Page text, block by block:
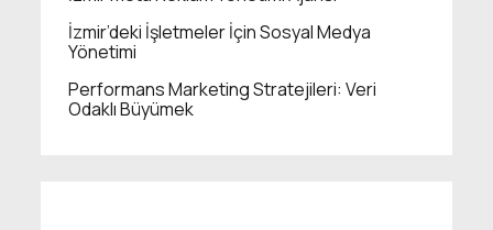
İzmir’deki İşletmeler İçin Sosyal Medya
Yönetimi
Performans Marketing Stratejileri: Veri
Odaklı Büyümek